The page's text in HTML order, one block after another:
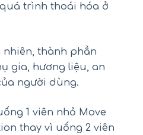
trình thoái hóa ở
nhiên, thành phần
gia, hương liệu, an
người dùng.
1 viên nhỏ Move
thay vì uống 2 viên